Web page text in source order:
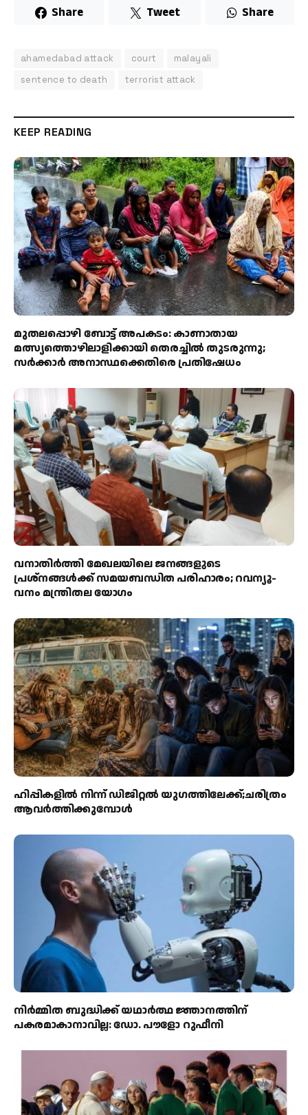
Share Tweet Share
ahamedabad attack court
malayali
sentence to death
terrorist attack
KEEP READING
മുതലപ്പൊഴി ബോട്ട് അപകടം: കാണാതായ
മത്സ്യത്തൊഴിലാളിക്കായി തെരച്ചിൽ തുടരുന്നു;
സർക്കാർ അനാസ്ഥക്കെതിരെ പ്രതിഷേധം
വനാതിർത്തി മേഖലയിലെ ജനങ്ങളുടെ
പ്രശ്നങ്ങൾക്ക് സമയബന്ധിത പരിഹാരം; റവന്യൂ-
വനം മന്ത്രിതല യോഗം
ഹിപ്പികളില്‍ നിന്ന് ഡിജിറ്റല്‍ യുഗത്തിലേക്ക്;ചരിത്രം
ആവര്‍ത്തിക്കുമ്പോള്‍
നിർമ്മിത ബുദ്ധിക്ക് യഥാർത്ഥ ജ്ഞാനത്തിന്
പകരമാകാനാവില്ല: ഡോ. പൗളോ റുഫീനി